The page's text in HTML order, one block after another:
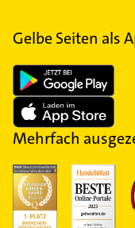
Gelbe Seiten als
Mehrfach